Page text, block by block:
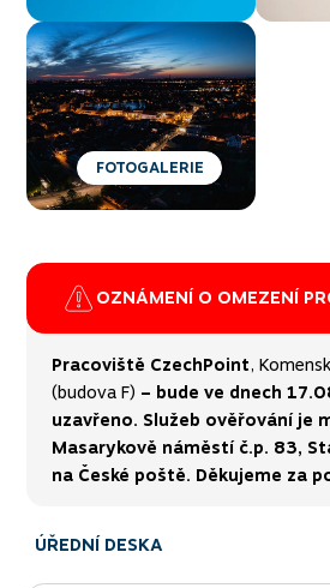
FOTOGALERIE
OZNÁMENÍ O OMEZENÍ
1619
nebo
Oddělení evidence obyvatel a
Komenského náměstí 1619
21. července do 4. září 2026 z
voleb dočasně omezený
termínu nebude možné využít
Pondělí a středa: 7.00–12.00